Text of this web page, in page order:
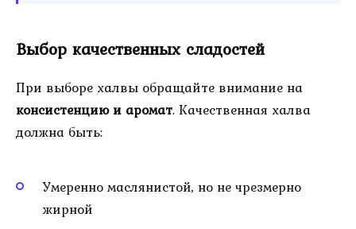
Выбор качественных сладостей
При выборе халвы обращайте внимание на
консистенцию и аромат. Качественная халва
должна быть:
Умеренно маслянистой, но не чрезмерно
жирной